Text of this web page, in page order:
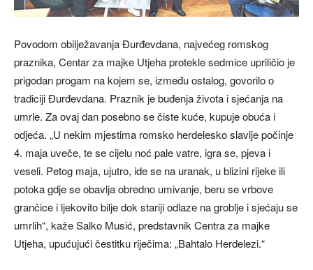
Povodom obilježavanja Đurđevdana, najvećeg romskog
praznika, Centar za majke Utjeha protekle sedmice upriličio je
prigodan progam na kojem se, između ostalog, govorilo o
tradiciji Đurđevdana. Praznik je buđenja života i sjećanja na
umrle. Za ovaj dan posebno se čiste kuće, kupuje obuća i
odjeća. „U nekim mjestima romsko herdelesko slavlje počinje
4. maja uveče, te se cijelu noć pale vatre, igra se, pjeva i
veseli. Petog maja, ujutro, ide se na uranak, u blizini rijeke ili
potoka gdje se obavlja obredno umivanje, beru se vrbove
grančice i ljekovito bilje dok stariji odlaze na groblje i sjećaju se
umrlih“, kaže Salko Musić, predstavnik Centra za majke
Utjeha, upućujući čestitku riječima: „Bahtalo Herdelezi.“